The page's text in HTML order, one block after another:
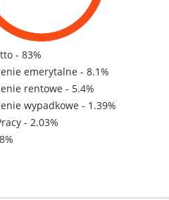
- 83%
emerytalne - 8.1%
rentowe - 5.4%
wypadkowe - 1.39%
- 2.03%